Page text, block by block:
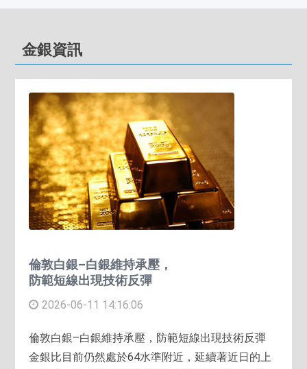
金銀資訊
倫敦白銀–白銀維持承壓，
防範短線出現技術反彈
2026-06-11 14:16:06
倫敦白銀–白銀維持承壓，防範短線出現技術反彈
金銀比目前仍然處於64水準附近，延續著近日的上